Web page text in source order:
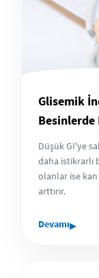
Glisemik
Besinlerde
Düşük GI'ye
daha istikrarlı
olanlar ise kan
arttırır.
Devamı▸